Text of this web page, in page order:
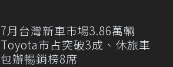
7月台灣新車市場3.86萬輛
Toyota市占突破3成、休旅車
包辦暢銷榜8席